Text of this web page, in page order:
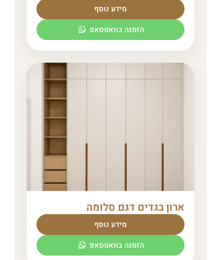
מידע נוסף
הזמנה בוואטסאפ
ארון בגדים דגם סלומה
מידע נוסף
הזמנה בוואטסאפ